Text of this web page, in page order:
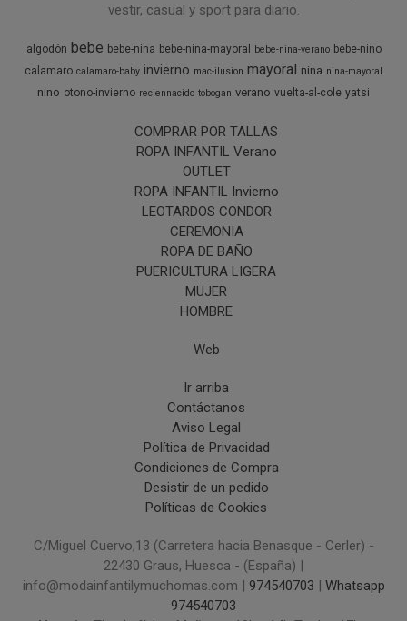
vestir, casual y sport para diario.
algodón bebe bebe-nina bebe-nina-mayoral bebe-nina-verano bebe-nino
calamaro calamaro-baby invierno mac-ilusion mayoral nina nina-mayoral
nino otono-invierno reciennacido tobogan verano vuelta-al-cole yatsi
COMPRAR POR TALLAS
ROPA INFANTIL Verano
OUTLET
ROPA INFANTIL Invierno
LEOTARDOS CONDOR
CEREMONIA
ROPA DE BAÑO
PUERICULTURA LIGERA
MUJER
HOMBRE
Web
Ir arriba
Contáctanos
Aviso Legal
Política de Privacidad
Condiciones de Compra
Desistir de un pedido
Políticas de Cookies
C/Miguel Cuervo,13 (Carretera hacia Benasque - Cerler) -
22430 Graus, Huesca - (España) |
info@modainfantilymuchomas.com | 974540703 | Whatsapp
974540703